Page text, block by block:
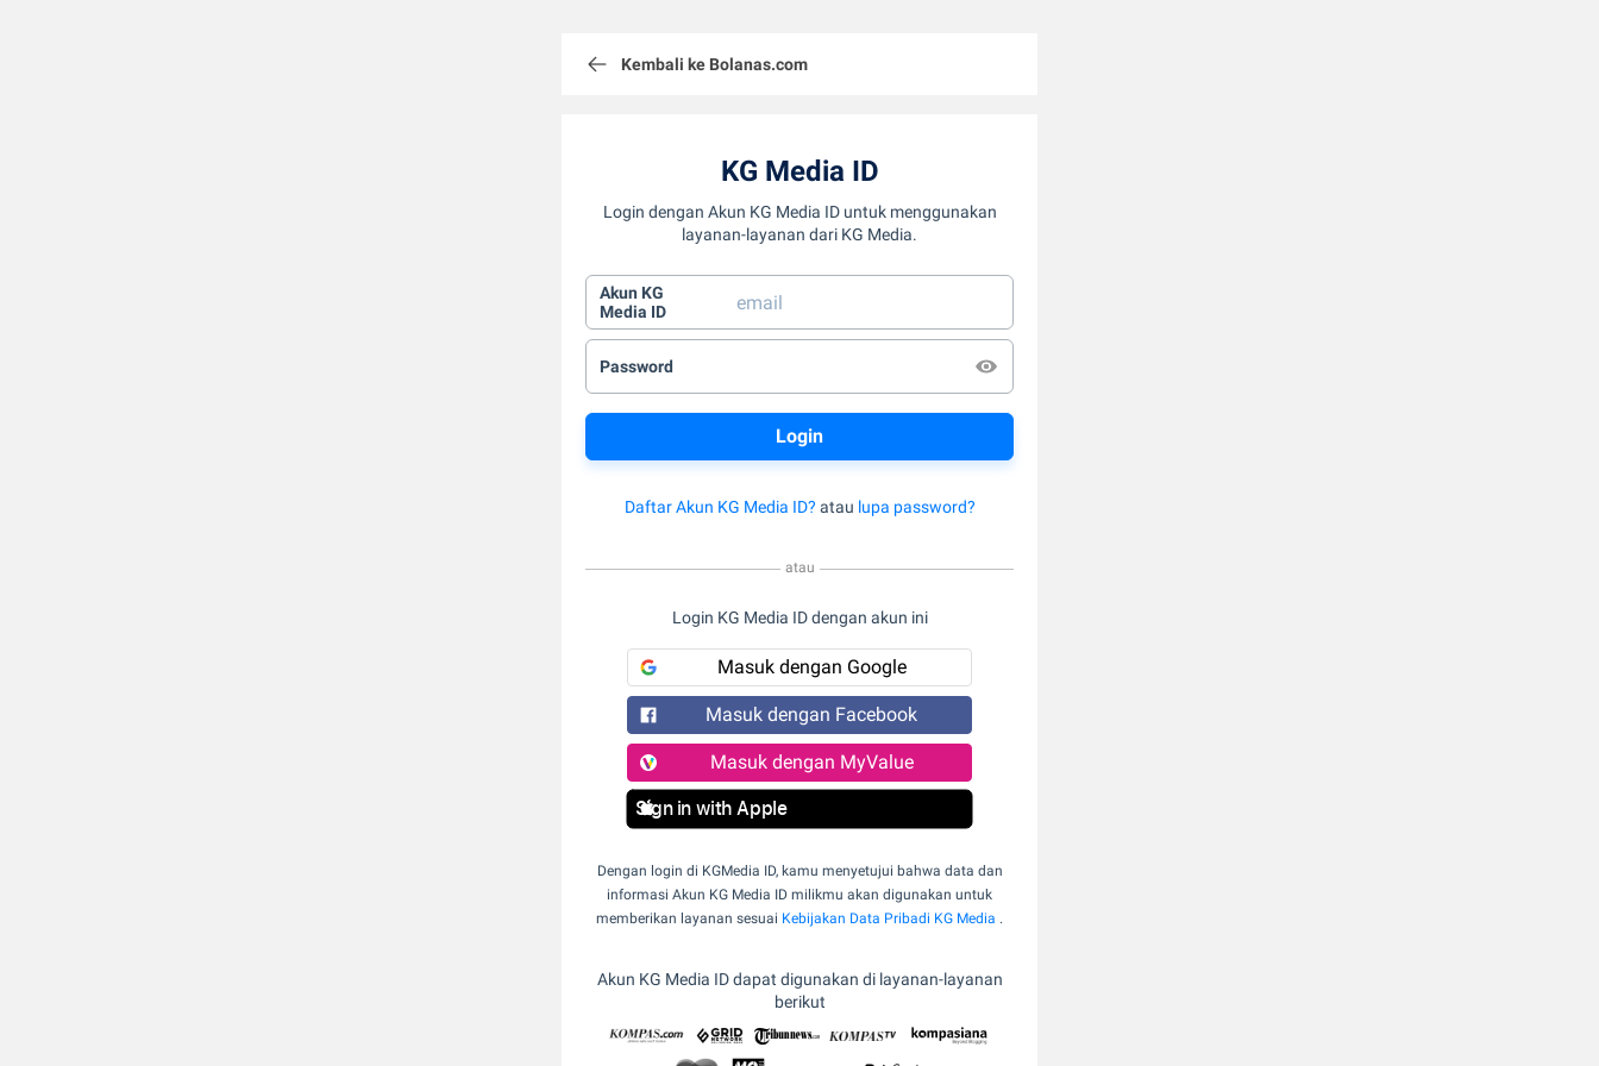
Kembali ke Bolanas.com
KG Media ID
Login dengan Akun KG Media ID untuk menggunakan
layanan-layanan dari KG Media.
Akun KG
Media ID
Password
Daftar Akun KG Media ID? atau lupa password?
atau
Login KG Media ID dengan akun ini
Masuk dengan Google
Masuk dengan Facebook
Masuk dengan MyValue
Sign in with Apple
Dengan login di KGMedia ID, kamu menyetujui bahwa data dan
informasi Akun KG Media ID milikmu akan digunakan untuk
memberikan layanan sesuai Kebijakan Data Pribadi KG Media .
Akun KG Media ID dapat digunakan di layanan-layanan
berikut